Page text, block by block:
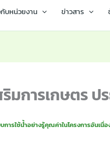
บหน่วยงาน ข่าวสาร
ริมการเกษตร
รใช้น้ำอย่างรู้คุณค่าในโครงการอันเนื่อ